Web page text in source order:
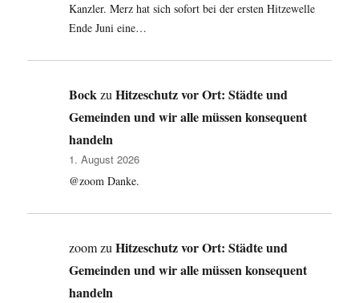
Kanzler. Merz hat sich sofort bei der ersten Hitzewelle
Ende Juni eine…
BockzuHitzeschutz vor Ort: Städte und
Gemeinden und wir alle müssen konsequent
handeln
1. August 2026
@zoom Danke.
zoomzuHitzeschutz vor Ort: Städte und
Gemeinden und wir alle müssen konsequent
handeln